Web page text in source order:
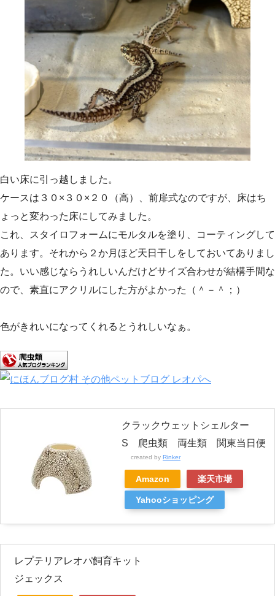
白い床に引っ越しました。
ケースは３０×３０×２０（高）、前扉式なのですが、床はち
ょっと変わった床にしてみました。
これ、スタイロフォームにモルタルを塗り、コーティングして
あります。それから２か月ほど天日干しをしておいてありまし
た。いい感じならうれしいんだけどサイズ合わせが結構手間な
ので、素直にアクリルにした方がよかった（＾－＾；）
色がきれいになってくれるとうれしいなぁ。
クラックウェットシェルター
S 爬虫類 両生類 関東当日便
created by Rinker
Amazon 楽天市場
Yahooショッピング
レプテリアレオパ飼育キット
ジェックス